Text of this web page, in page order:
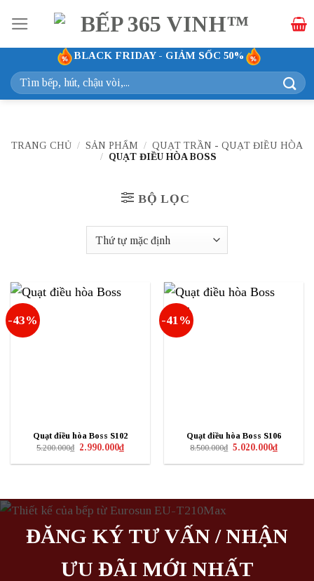
qua
nội
dung
BLACK FRIDAY - GIẢM SỐC 50%
Tìm
kiếm:
TRANG CHỦ / SẢN PHẨM / QUẠT TRẦN - QUẠT ĐIỀU HÒA
/ QUẠT ĐIỀU HÒA BOSS
BỘ LỌC
-43%
Quạt điều hòa Boss S102
5.200.000₫ Giá
là:
2.990.000₫Giá
hiện
tại
-41%
Quạt điều hòa Boss S106
8.500.000₫ Giá
là:
5.020.000₫Giá
hiện
tại
ĐĂNG KÝ TƯ VẤN / NHẬN
ƯU ĐÃI MỚI NHẤT